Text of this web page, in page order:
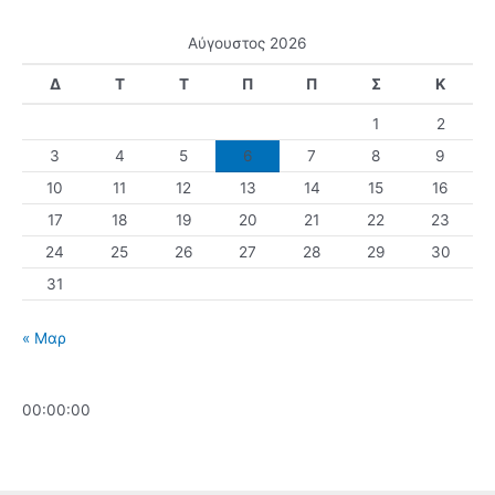
Αύγουστος 2026
Δ Τ Τ Π Π Σ Κ
1
2
3
4 5 6 7 8
9
10
11 12 13 14 15
16
17
18 19 20 21 22
23
24
25 26 27 28 29
30
31
« Μαρ
00:00:00